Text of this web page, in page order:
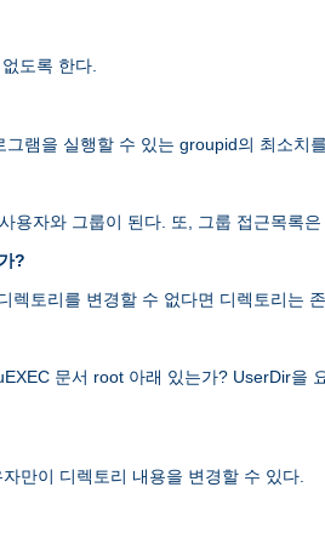
도록 한다.
램을 실행할 수 있는 groupid의 최소치
자와 그룹이 된다. 또, 그룹 접근목록
?
토리를 변경할 수 없다면 디렉토리는
문서 root 아래 있는가? UserDir을
만이 디렉토리 내용을 변경할 수 있다.